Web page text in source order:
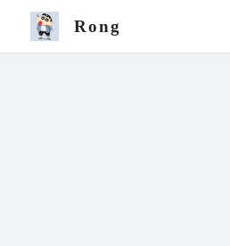
Rong